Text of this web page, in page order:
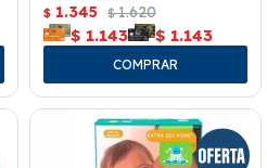
$ 1.345 $ 1.620
$ 1.143 $ 1.143